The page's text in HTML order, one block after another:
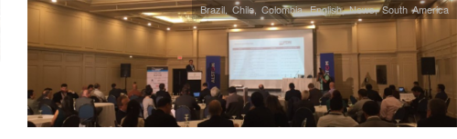
Brazil ,Chile,Colombia,English,News,South America